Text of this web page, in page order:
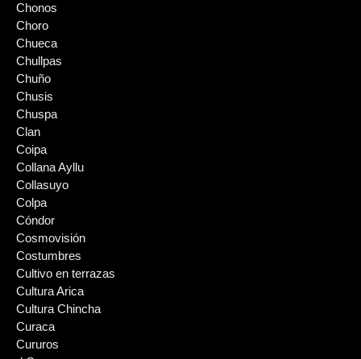
Chonos
Choro
Chueca
Chullpas
Chuño
Chusis
Chuspa
Clan
Coipa
Collana Ayllu
Collasuyo
Colpa
Cóndor
Cosmovisión
Costumbres
Cultivo en terrazas
Cultura Arica
Cultura Chincha
Curaca
Cururos